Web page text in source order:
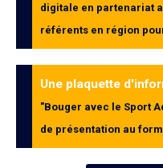
digitale en partenariat
référents en région
Une plaquette
"Bouger avec le Sport
de présentation au